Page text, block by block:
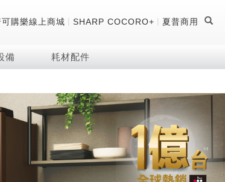
可購樂線上商城 | SHARP COCORO+ | 夏普商用
備 耗材配件